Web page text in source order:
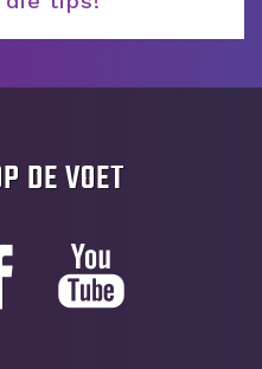
DE VOET